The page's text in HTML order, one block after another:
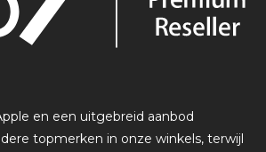
en een uitgebreid aanbod
topmerken in onze winkels, terwijl